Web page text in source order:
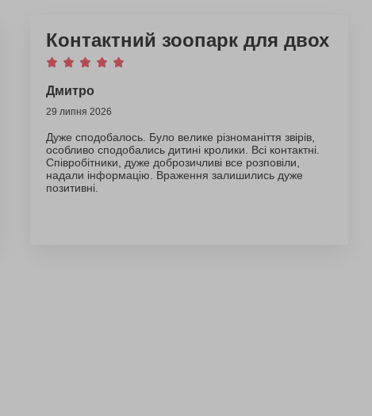
Контактний зоопарк для двох
Дмитро
29 липня 2026
Дуже сподобалось. Було велике різноманіття звірів,
особливо сподобались дитині кролики. Всі контактні.
Співробітники, дуже доброзичливі все розповіли,
надали інформацію. Враження залишились дуже
позитивні.